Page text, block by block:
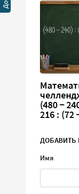
(480 −
216 : (72
ДОБАВИТЬ
Имя